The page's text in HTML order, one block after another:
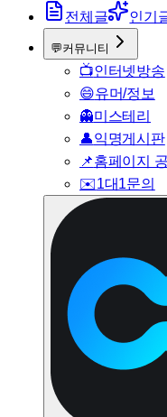
전체글
인기
💬커뮤니티
📺인터넷방송
😄유머/정보
👻미스테리
👤익명게시판
📌홈페이지
✉️1대1문의